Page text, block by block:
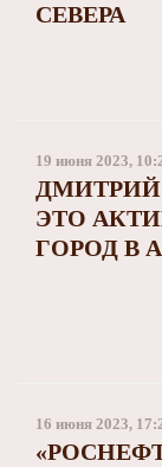
СЕВЕРА
19 июня 2023,
ДМИТРИЙ
ЭТО
ГОРОД В
16 июня 2023,